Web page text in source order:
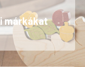
márkákat